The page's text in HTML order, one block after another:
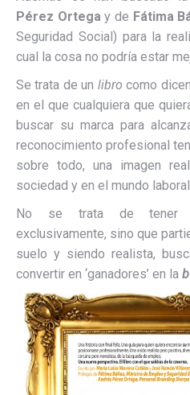
Pérez Ortega y de Fátima
Seguridad Social) para la
cual la cosa no podría estar
Se trata de un libro como
en el que cualquiera que
buscar su marca para
reconocimiento profesional
sobre todo, una imagen
sociedad y en el mundo
No se trata de tener
exclusivamente, sino que
suelo y siendo realista,
convertir en ‘ganadores’ en la